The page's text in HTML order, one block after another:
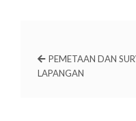
PEMETAAN DAN
LAPANGAN